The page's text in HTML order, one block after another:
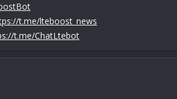
t.me/lteboost_news
t.me/ChatLtebot